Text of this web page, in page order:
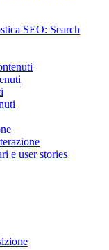
SEO: Search
e user stories